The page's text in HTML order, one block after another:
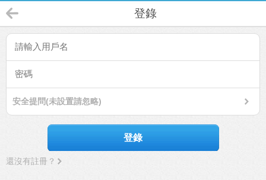
登錄
安全提問(未設置請忽略)
登錄
還沒有註冊？